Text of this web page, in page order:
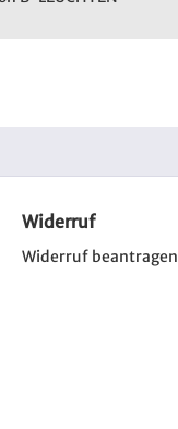
Widerruf
Widerruf beantragen